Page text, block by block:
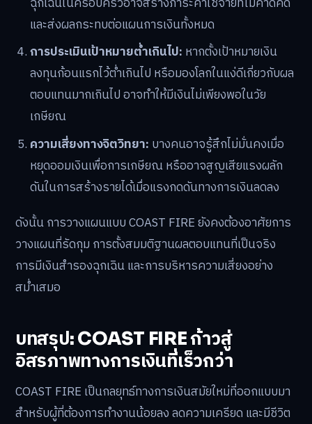
และส่งผลกระทบต่อแผนการเงินทั้งหมด
การประเมินเป้าหมายต่ำเกินไป: หากตั้งเป้าหมายเงิน
ลงทุนก้อนแรกไว้ต่ำเกินไป หรือมองโลกในแง่ดีเกี่ยวกับผล
ตอบแทนมากเกินไป อาจทำให้มีเงินไม่เพียงพอในวัย
เกษียณ
ความเสี่ยงทางจิตวิทยา: บางคนอาจรู้สึกไม่มั่นคงเมื่อ
หยุดออมเงินเพื่อการเกษียณ หรืออาจสูญเสียแรงผลัก
ดันในการสร้างรายได้เมื่อแรงกดดันทางการเงินลดลง
ดังนั้น การวางแผนแบบ COAST FIRE ยังคงต้องอาศัยการ
วางแผนที่รัดกุม การตั้งสมมติฐานผลตอบแทนที่เป็นจริง
การมีเงินสำรองฉุกเฉิน และการบริหารความเสี่ยงอย่าง
สม่ำเสมอ
บทสรุป: COAST FIRE ก้าวสู่
อิสรภาพทางการเงินที่เร็วกว่า
COAST FIRE เป็นกลยุทธ์ทางการเงินสมัยใหม่ที่ออกแบบมา
สำหรับผู้ที่ต้องการทำงานน้อยลง ลดความเครียด และมีชีวิต